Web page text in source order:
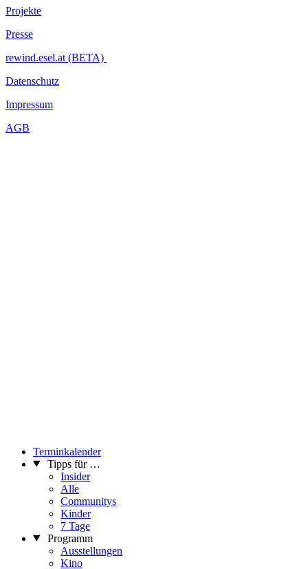
Projekte
Presse
rewind.esel.at (BETA)
Datenschutz
Impressum
AGB
Terminkalender
Tipps für …
Insider
Alle
Communitys
Kinder
7 Tage
Programm
Ausstellungen
Kino